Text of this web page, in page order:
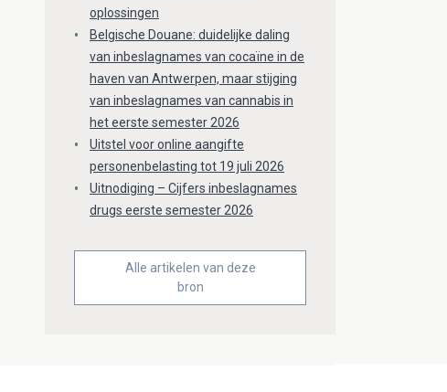
oplossingen
Belgische Douane: duidelijke daling
van inbeslagnames van cocaïne in de
haven van Antwerpen, maar stijging
van inbeslagnames van cannabis in
het eerste semester 2026
Uitstel voor online aangifte
personenbelasting tot 19 juli 2026
Uitnodiging – Cijfers inbeslagnames
drugs eerste semester 2026
Alle artikelen van deze
bron